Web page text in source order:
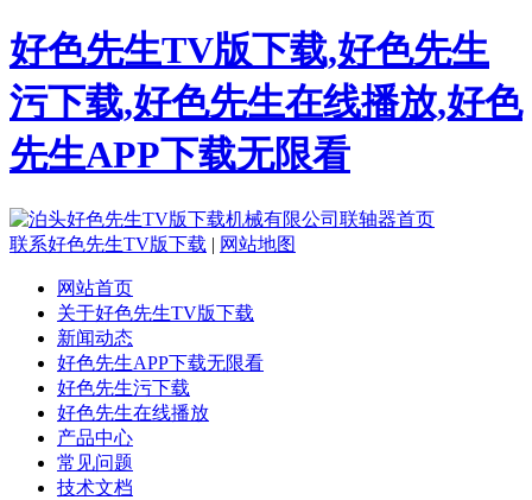
好色先生TV版下载,好色先生
污下载,好色先生在线播放,好色
先生APP下载无限看
联系好色先生TV版下载 | 网站地图
网站首页
关于好色先生TV版下载
新闻动态
好色先生APP下载无限看
好色先生污下载
好色先生在线播放
产品中心
常见问题
技术文档